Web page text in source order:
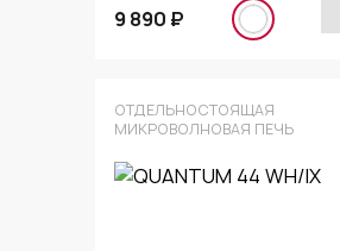
9 890 ₽
ОТДЕЛЬНОСТОЯЩАЯ
МИКРОВОЛНОВАЯ ПЕЧЬ